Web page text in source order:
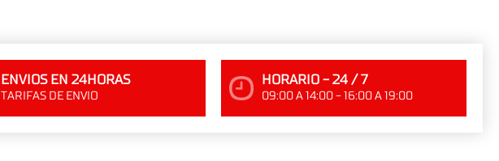
ENVIOS EN 24HORAS
TARIFAS DE ENVIO
HORARIO - 24 / 7
09:00 A 14:00 - 16:00 A 19:00